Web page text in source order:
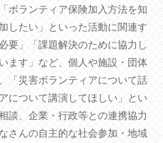
ボランティア保険加入方法を知
したい」といった活動に関連す
要」「課題解決のために協力し
ます」など、個人や施設・団体
「災害ボランティアについて話
について講演してほしい」とい
談、企業・行政等との連携協力
さんの自主的な社会参加・地域